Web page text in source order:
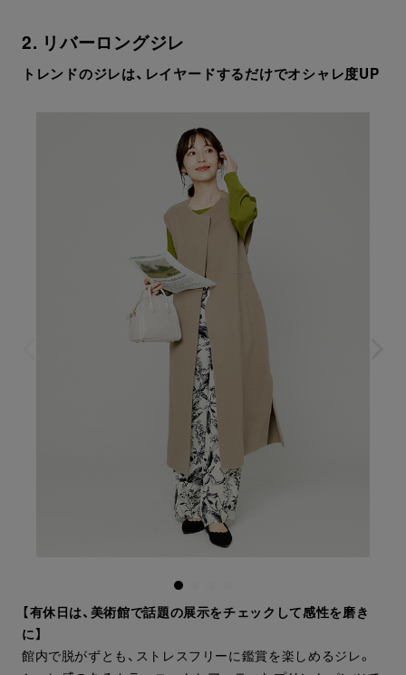
2. リバーロングジレ
トレンドのジレは、レイヤードするだけでオシャレ度UP
【有休日は、美術館で話題の展示をチェックして感性を磨き
に】
館内で脱がずとも、ストレスフリーに鑑賞を楽しめるジレ。